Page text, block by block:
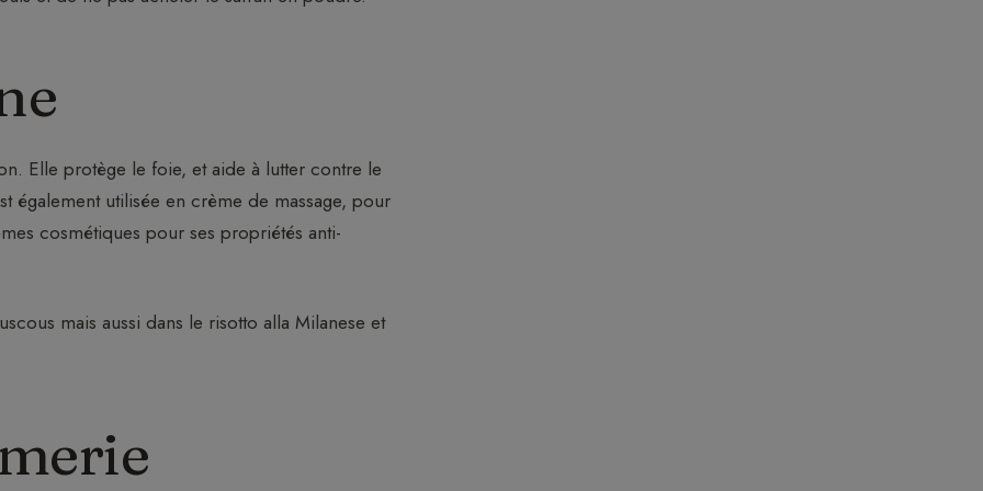
Elle protège le foie, et aide à lutter contre le
également utilisée en crème de massage, pour
cosmétiques pour ses propriétés anti-
mais aussi dans le risotto alla Milanese et